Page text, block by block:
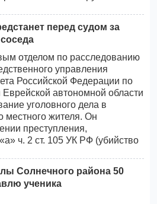
перед судом за
отделом по расследованию
управления
Российской Федерации по
автономной области
уголовного дела в
местного жителя. Он
преступления,
ч. 2 ст. 105 УК РФ (убийство
Солнечного района 50
ученика